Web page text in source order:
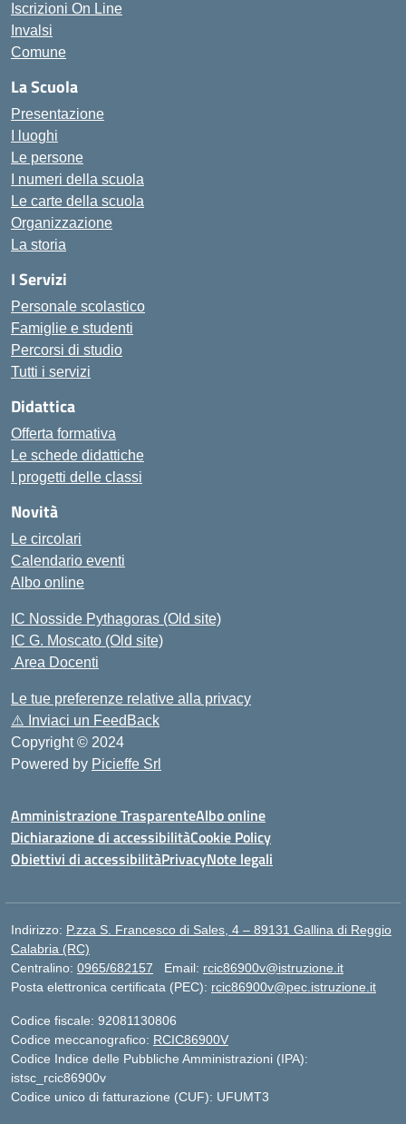
Iscrizioni On Line
Invalsi
Comune
La Scuola
Presentazione
I luoghi
Le persone
I numeri della scuola
Le carte della scuola
Organizzazione
La storia
I Servizi
Personale scolastico
Famiglie e studenti
Percorsi di studio
Tutti i servizi
Didattica
Offerta formativa
Le schede didattiche
I progetti delle classi
Novità
Le circolari
Calendario eventi
Albo online
IC Nosside Pythagoras (Old site)
IC G. Moscato (Old site)
Area Docenti
Le tue preferenze relative alla privacy
⚠️ Inviaci un FeedBack
Copyright © 2024
Powered by Picieffe Srl
Amministrazione TrasparenteAlbo online
Dichiarazione di accessibilitàCookie Policy
Obiettivi di accessibilitàPrivacyNote legali
Indirizzo: P.zza S. Francesco di Sales, 4 – 89131 Gallina di Reggio
Calabria (RC)
Centralino: 0965/682157 Email: rcic86900v@istruzione.it
Posta elettronica certificata (PEC): rcic86900v@pec.istruzione.it
Codice fiscale: 92081130806
Codice meccanografico: RCIC86900V
Codice Indice delle Pubbliche Amministrazioni (IPA):
istsc_rcic86900v
Codice unico di fatturazione (CUF): UFUMT3